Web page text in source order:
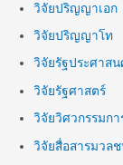
วิจัยปริญญาเอก
วิจัยปริญญาโท
วิจัยรัฐประศาส
วิจัยรัฐศาสตร์
วิจัยวิศวกรรมกา
วิจัยสื่อสารมวล